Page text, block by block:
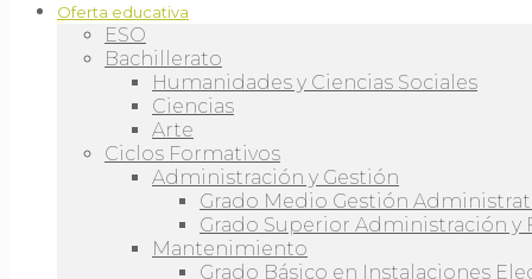
Oferta educativa
ESO
Bachillerato
Humanidades y Ciencias Sociales
Ciencias
Arte
Ciclos Formativos
Administración y Gestión
Grado Medio Gestión
Grado Superior Administración y
Mantenimiento
Grado Básico en Instalaciones